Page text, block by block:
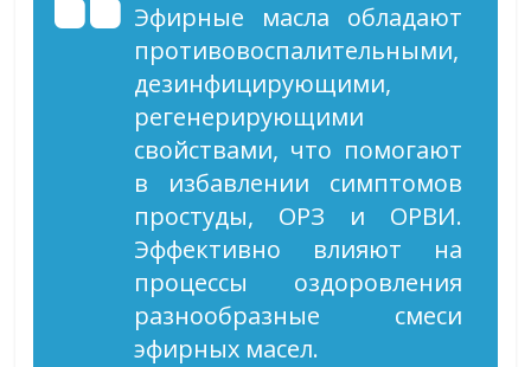
Эфирные масла обладают
противовоспалительными,
дезинфицирующими,
регенерирующими
свойствами, что помогают
в избавлении симптомов
простуды, ОРЗ и ОРВИ.
Эффективно влияют на
процессы оздоровления
разнообразные смеси
эфирных масел.